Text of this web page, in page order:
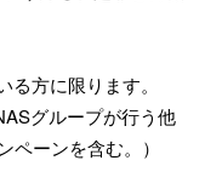
方に限ります。
グループが行う他
ーンを含む。）